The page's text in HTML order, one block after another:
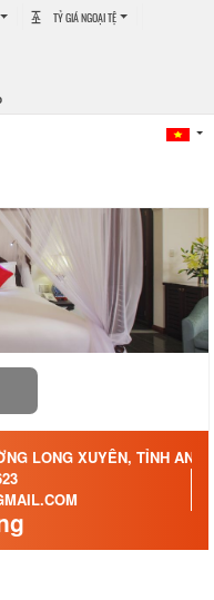
TỶ GIÁ NGOẠI TỆ
LONG XUYÊN, TỈNH AN